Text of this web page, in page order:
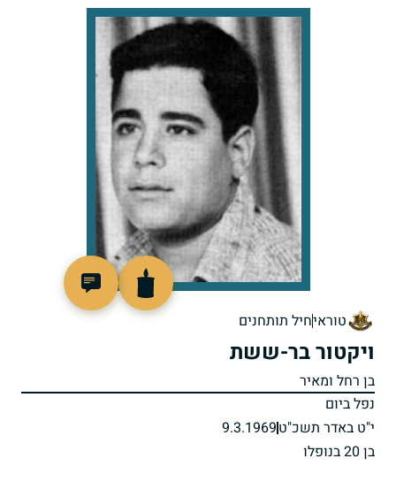
טוראיחיל תותחנים
ויקטור בר-ששת
בן רחל ומאיר
נפל ביום
י"ט באדר תשכ"ט9.3.1969
בן 20 בנופלו